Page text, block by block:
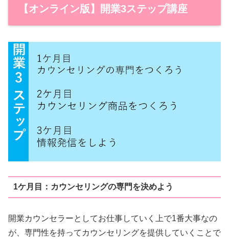
【オンライン版】開業3ステップ講座
1ケ月目：カウンセリングの専門を決めよう
開業カウンセラーとしてお仕事していく上で1番大事なの
が、専門性を持ってカウンセリングを提供していくことで